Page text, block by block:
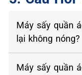
Máy sấy quần
lại không nóng?
Máy sấy quần